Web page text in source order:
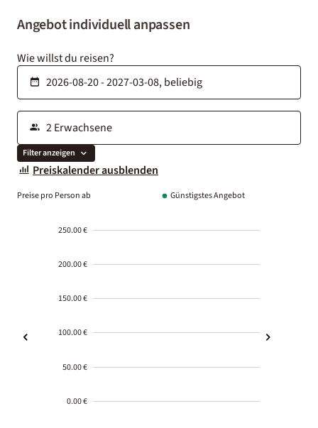
Angebot individuell anpassen
Wie willst du reisen?
Filter anzeigen
Preiskalender ausblenden
Preise pro Person ab Günstigstes Angebot
250.00 €
200.00 €
150.00 €
100.00 €
50.00 €
0.00 €